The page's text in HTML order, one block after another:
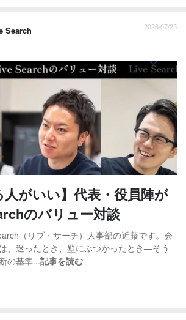
Search 2026/07/25
人がいい】代表・役員陣が
のバリュー対談
（リブ・サーチ）人事部の近藤です。会
、迷ったとき、壁にぶつかったとき—そう
の基準...記事を読む